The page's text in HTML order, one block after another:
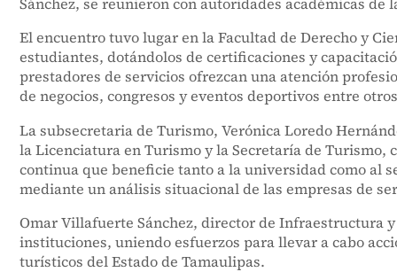
El encuentro tuvo lugar en la Facultad de Derecho y
estudiantes, dotándolos de certificaciones y
prestadores de servicios ofrezcan una atención
de negocios, congresos y eventos deportivos entre
La subsecretaria de Turismo, Verónica Loredo
la Licenciatura en Turismo y la Secretaría de Turismo,
continua que beneficie tanto a la universidad como al
mediante un análisis situacional de las empresas de
Omar Villafuerte Sánchez, director de Infraestructura
instituciones, uniendo esfuerzos para llevar a cabo
turísticos del Estado de Tamaulipas.